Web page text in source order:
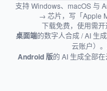
支持 Windows、macOS 与
→ 芯片，写「Apple
下载免费，使用需开
桌面端的数字人合成 / AI 生
云账户）。
Android 版的 AI 生成全部